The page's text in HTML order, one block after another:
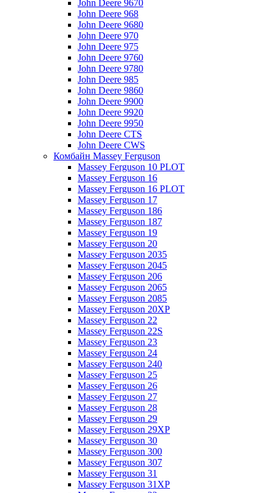
John Deere 9670
John Deere 968
John Deere 9680
John Deere 970
John Deere 975
John Deere 9760
John Deere 9780
John Deere 985
John Deere 9860
John Deere 9900
John Deere 9920
John Deere 9950
John Deere CTS
John Deere CWS
Комбайн Massey Ferguson
Massey Ferguson 10 PLOT
Massey Ferguson 16
Massey Ferguson 16 PLOT
Massey Ferguson 17
Massey Ferguson 186
Massey Ferguson 187
Massey Ferguson 19
Massey Ferguson 20
Massey Ferguson 2035
Massey Ferguson 2045
Massey Ferguson 206
Massey Ferguson 2065
Massey Ferguson 2085
Massey Ferguson 20XP
Massey Ferguson 22
Massey Ferguson 22S
Massey Ferguson 23
Massey Ferguson 24
Massey Ferguson 240
Massey Ferguson 25
Massey Ferguson 26
Massey Ferguson 27
Massey Ferguson 28
Massey Ferguson 29
Massey Ferguson 29XP
Massey Ferguson 30
Massey Ferguson 300
Massey Ferguson 307
Massey Ferguson 31
Massey Ferguson 31XP